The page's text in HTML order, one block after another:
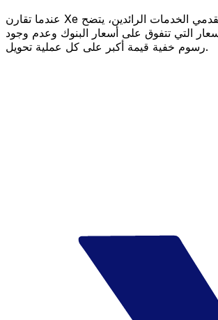
عندما تقارن Xe بالبنوك الرائدة ومقدمي الخدمات الرائدين، يتضح
التي تتفوق على أسعار البنوك وعدم وجود
رسوم خفية قيمة أكبر على كل عملية تحويل.